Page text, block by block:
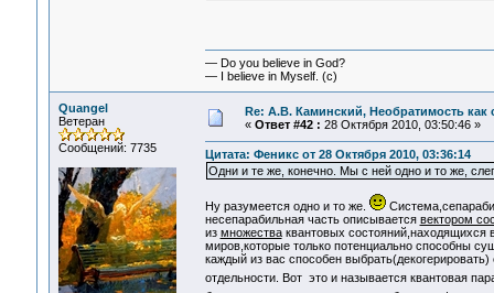
— Do you believe in God?
— I believe in Myself. (c)
Quangel
Ветеран
Сообщений: 7735
Re: А.В. Каминский, Необратимость как
« Ответ #42 : 28 Октября 2010, 03:50:46 »
Цитата: Феникс от 28 Октября 2010, 03:36:14
Одни и те же, конечно. Мы с ней одно и то же,
Ну разумеется одно и то же.
несепарабильная часть описывается вектором
из множестваквантовых состояний,находящихся
миров,которые только потенциально способны
каждый из вас способен
отдельности. Вот это и называется квантовая